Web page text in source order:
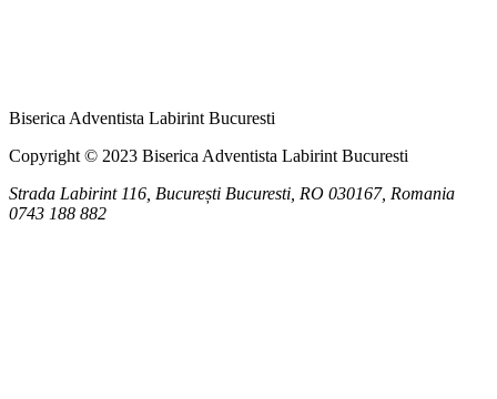
Biserica Adventista Labirint Bucuresti
Copyright © 2023 Biserica Adventista Labirint Bucuresti
Strada Labirint 116, București Bucuresti RO 030167, Romania
0743 188 882